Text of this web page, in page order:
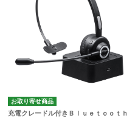
お取り寄せ商品
充電クレードル付きＢｌｕｅｔｏｏｔｈ